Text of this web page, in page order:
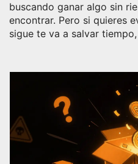
buscando ganar algo sin
encontrar. Pero si quieres
sigue te va a salvar